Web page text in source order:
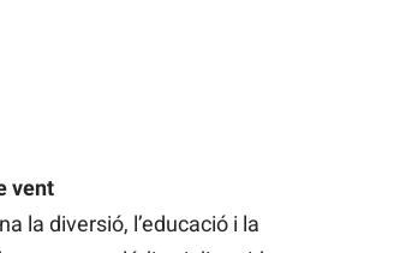
vent
la diversió, l’educació i la